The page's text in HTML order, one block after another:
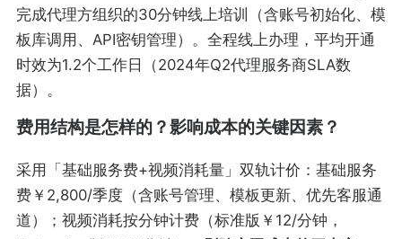
完成代理方组织的30分钟线上培训（含账号初始化、模
板库调用、API密钥管理）。全程线上办理，平均开通
时效为1.2个工作日（2024年Q2代理服务商SLA数
据）。
费用结构是怎样的？影响成本的关键因素？
采用「基础服务费+视频消耗量」双轨计价：基础服务
费￥2,800/季度（含账号管理、模板更新、优先客服通
道）；视频消耗按分钟计费（标准版￥12/分钟，